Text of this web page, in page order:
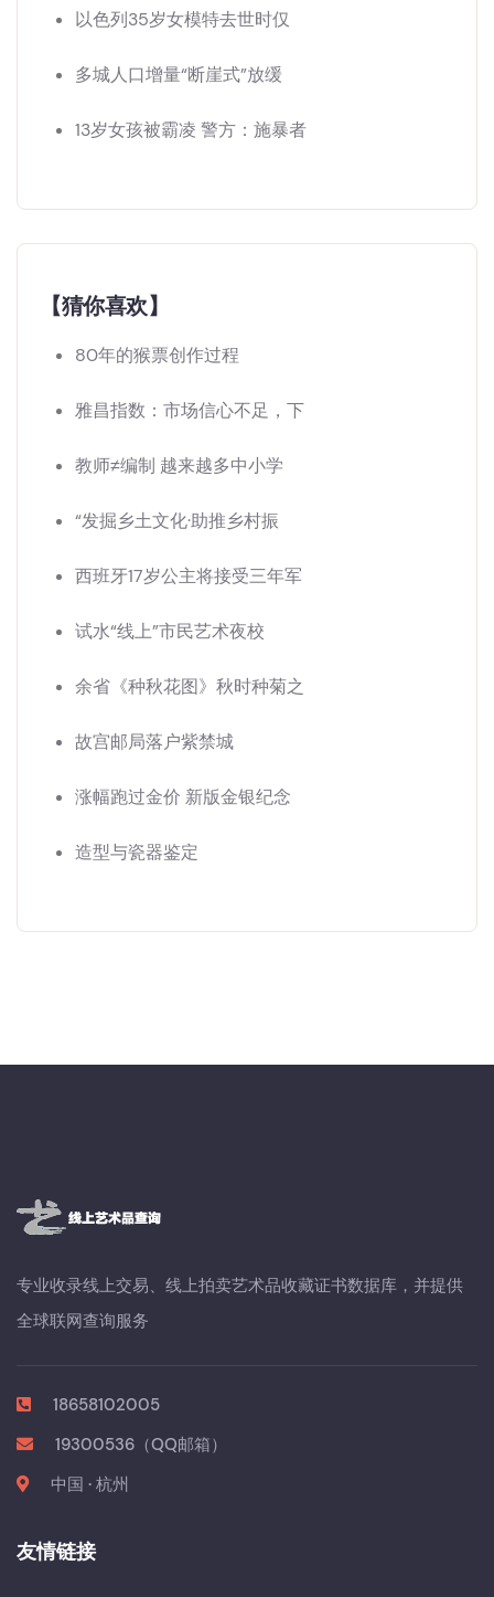
以色列35岁女模特去世时仅
多城人口增量“断崖式”放缓
13岁女孩被霸凌 警方：施暴者
【猜你喜欢】
80年的猴票创作过程
雅昌指数：市场信心不足，下
教师≠编制 越来越多中小学
“发掘乡土文化·助推乡村振
西班牙17岁公主将接受三年军
试水“线上”市民艺术夜校
余省《种秋花图》秋时种菊之
故宫邮局落户紫禁城
涨幅跑过金价 新版金银纪念
造型与瓷器鉴定
专业收录线上交易、线上拍卖艺术品收藏证书数据库，并提供
全球联网查询服务
18658102005
19300536（QQ邮箱）
中国 · 杭州
友情链接